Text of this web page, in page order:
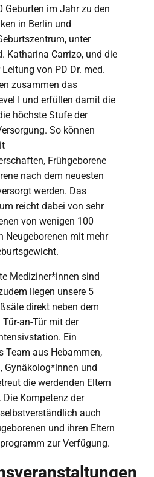
Geburten im Jahr zu den
in Berlin und
unter
Katharina Carrizo, und die
von PD Dr. med.
zusammen das
I und erfüllen damit die
höchste Stufe der
So können
Frühgeborene
nach dem neuesten
werden. Das
reicht dabei von sehr
von wenigen 100
Neugeborenen mit mehr
Mediziner*innen sind
liegen unsere 5
direkt neben dem
an-Tür mit der
Ein
Team aus Hebammen,
Gynäkolog*innen und
die werdenden Eltern
Kompetenz der
auch
und ihren Eltern
zur Verfügung.